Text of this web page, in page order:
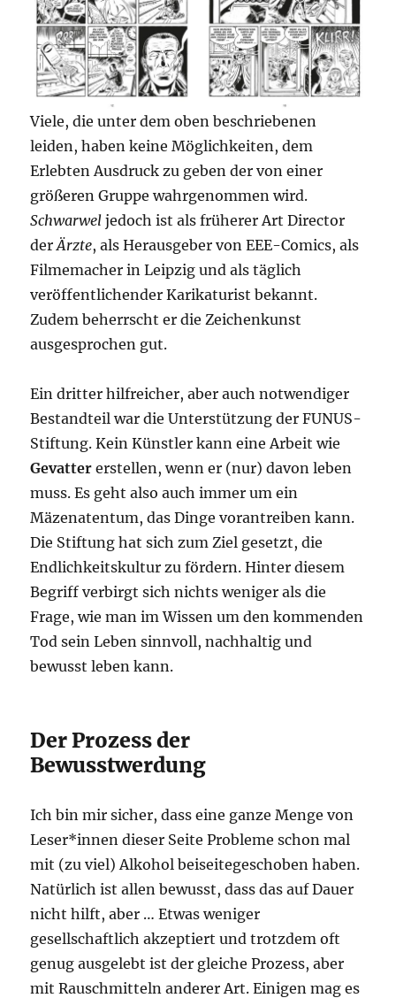
Viele, die unter dem oben beschriebenen
leiden, haben keine Möglichkeiten, dem
Erlebten Ausdruck zu geben der von einer
größeren Gruppe wahrgenommen wird.
Schwarweljedoch ist als früherer Art Director
derÄrzte, als Herausgeber von EEE-Comics, als
Filmemacher in Leipzig und als täglich
veröffentlichender Karikaturist bekannt.
Zudem beherrscht er die Zeichenkunst
ausgesprochen gut.
Ein dritter hilfreicher, aber auch notwendiger
Bestandteil war die Unterstützung der FUNUS-
Stiftung. Kein Künstler kann eine Arbeit wie
Gevattererstellen, wenn er (nur) davon leben
muss. Es geht also auch immer um ein
Mäzenatentum, das Dinge vorantreiben kann.
Die Stiftung hat sich zum Ziel gesetzt, die
Endlichkeitskultur zu fördern. Hinter diesem
Begriff verbirgt sich nichts weniger als die
Frage, wie man im Wissen um den kommenden
Tod sein Leben sinnvoll, nachhaltig und
bewusst leben kann.
Der Prozess der
Bewusstwerdung
Ich bin mir sicher, dass eine ganze Menge von
Leser*innen dieser Seite Probleme schon mal
mit (zu viel) Alkohol beiseitegeschoben haben.
Natürlich ist allen bewusst, dass das auf Dauer
nicht hilft, aber … Etwas weniger
gesellschaftlich akzeptiert und trotzdem oft
genug ausgelebt ist der gleiche Prozess, aber
mit Rauschmitteln anderer Art. Einigen mag es